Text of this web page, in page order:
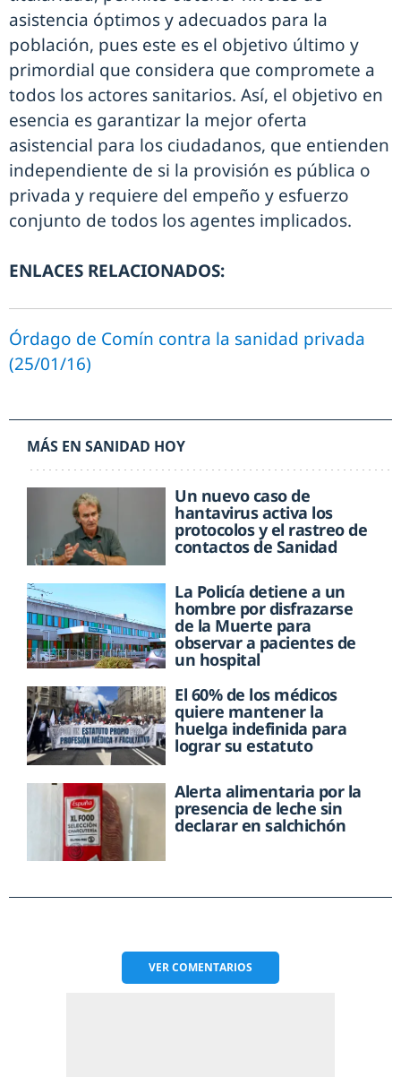
asistencia óptimos y adecuados para la
población, pues este es el objetivo último y
primordial que considera que compromete a
todos los actores sanitarios. Así, el objetivo en
esencia es garantizar la mejor oferta
asistencial para los ciudadanos, que entienden
independiente de si la provisión es pública o
privada y requiere del empeño y esfuerzo
conjunto de todos los agentes implicados.
ENLACES RELACIONADOS:
Órdago de Comín contra la sanidad privada
(25/01/16)
MÁS EN SANIDAD HOY
Un nuevo caso de
hantavirus activa los
protocolos y el rastreo de
contactos de Sanidad
La Policía detiene a un
hombre por disfrazarse
de la Muerte para
observar a pacientes de
un hospital
El 60% de los médicos
quiere mantener la
huelga indefinida para
lograr su estatuto
Alerta alimentaria por la
presencia de leche sin
declarar en salchichón
VERCOMENTARIOS